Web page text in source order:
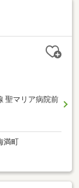
聖マリア病院前
満町